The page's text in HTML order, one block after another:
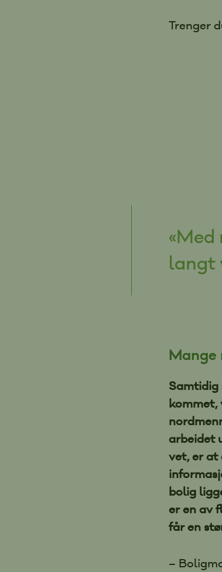
Trenger
langt
Samtidig
kommet,
arbeidet
vet, er at
bolig
er en av
får en
–